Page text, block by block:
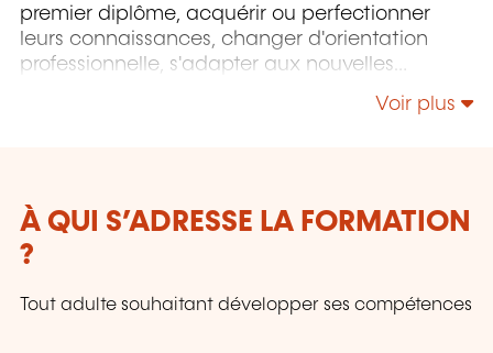
premier diplôme, acquérir ou perfectionner
leurs connaissances, changer d'orientation
professionnelle, s'adapter aux nouvelles
technologies, enrichir leur culture personnelle...
Voir plus
À QUI S’ADRESSE LA FORMATION
?
Tout adulte souhaitant développer ses compétences